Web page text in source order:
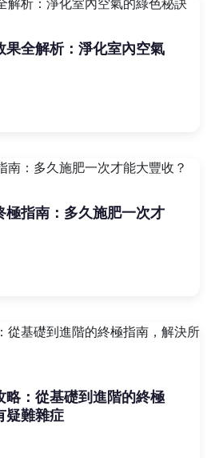
果全解析：淨化室內空氣
極指南：多久施肥一次才
略：從基礎到進階的終極
疑難雜症